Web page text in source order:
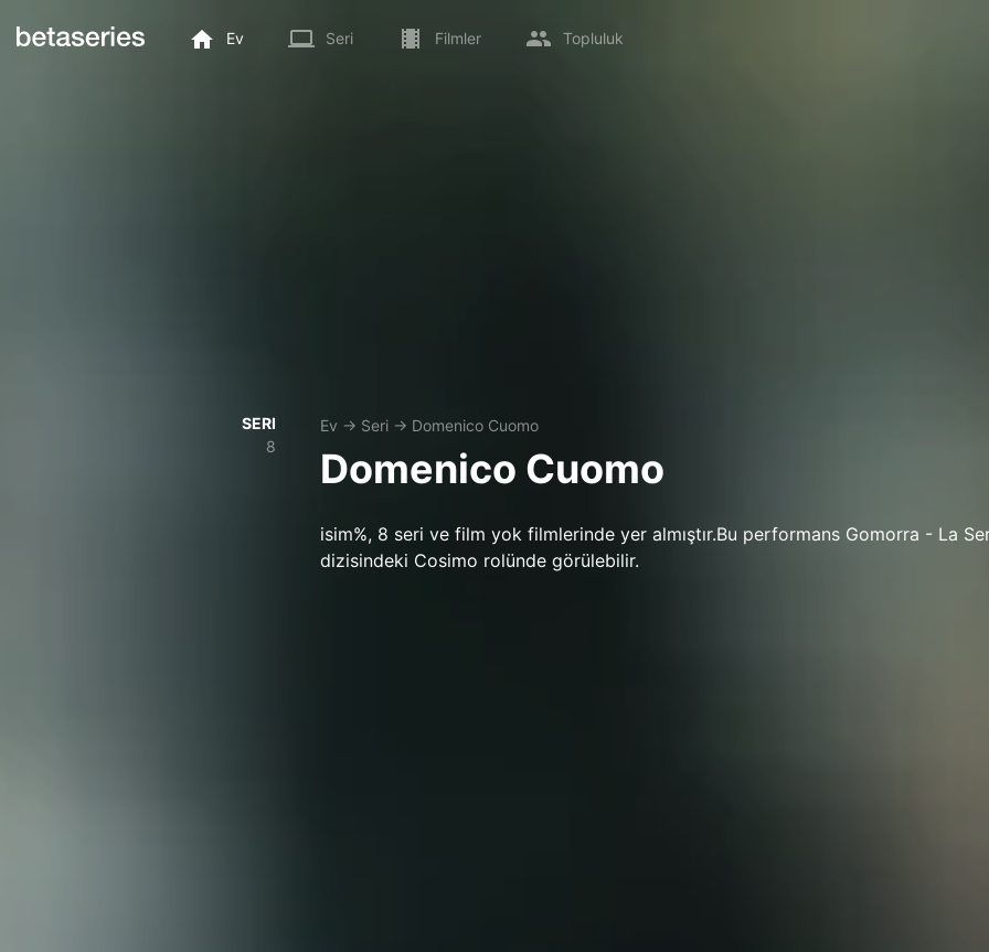
Ev Seri Filmler Topluluk
SERI
8
Ev → Seri → Domenico Cuomo
Domenico Cuomo
isim%, 8 seri ve film yok filmlerinde yer almıştır.Bu performans Gomorra - La
dizisindeki Cosimo rolünde görülebilir.